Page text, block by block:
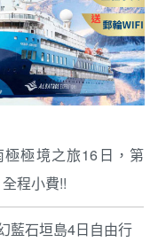
極境之旅16日，第
程小費!!
藍石垣島4日自由行